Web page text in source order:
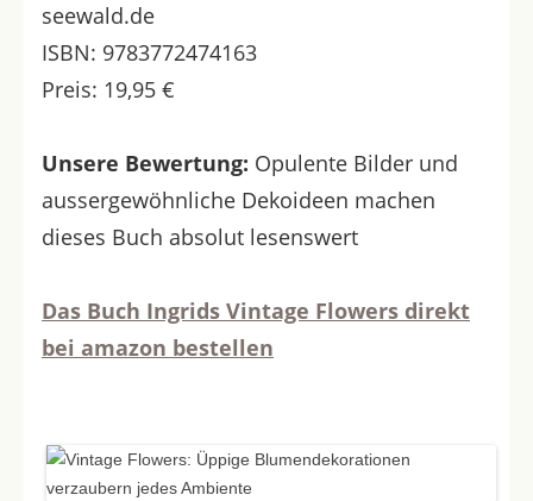
seewald.de
ISBN: 9783772474163
Preis: 19,95 €
Unsere Bewertung: Opulente Bilder und
aussergewöhnliche Dekoideen machen
dieses Buch absolut lesenswert
Das Buch Ingrids Vintage Flowers direkt
bei amazon bestellen